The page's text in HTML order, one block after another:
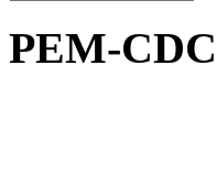
PEM-CDC